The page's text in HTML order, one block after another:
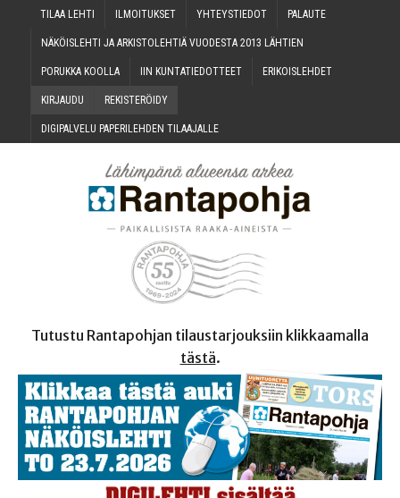
TILAA LEH­TI ILMOI­TUK­SET YHTEYS­TIE­DOT PALAU­TE
NÄKÖIS­LEH­TI JA ARKIS­TO­LEH­TIÄ VUO­DES­TA 2013 LÄHTIEN
PORUK­KA KOOLLA IIN KUN­TA­TIE­DOT­TEET ERI­KOIS­LEH­DET
KIR­JAU­DU REKIS­TE­RÖI­DY
DIGI­PAL­VE­LU PAPE­RI­LEH­DEN TILAAJALLE
Tutustu Rantapohjan tilaustarjouksiin klikkaamalla
tästä.